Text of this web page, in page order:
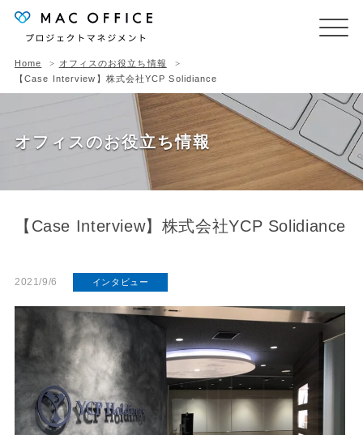
Home
オフィスのお役立ち情報
【Case Interview】株式会社YCP Solidiance
オフィスのお役立ち情報
【Case Interview】株式会社YCP Solidiance
2021/9/6 インタビュー